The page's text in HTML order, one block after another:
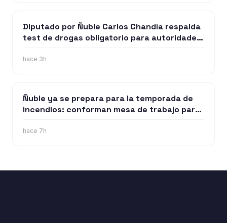
Diputado por Ñuble Carlos Chandía respalda
test de drogas obligatorio para autoridades
hace 3h
Ñuble ya se prepara para la temporada de
incendios: conforman mesa de trabajo para
hace 7h